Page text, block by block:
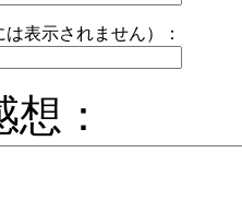
表示されません）：
：